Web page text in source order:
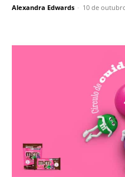
Alexandra Edwards - 10 de